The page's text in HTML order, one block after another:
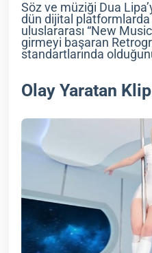
Söz ve müziği Dua
dün dijital platformlarda
uluslararası “New
girmeyi başaran
standartlarında
Olay Yaratan